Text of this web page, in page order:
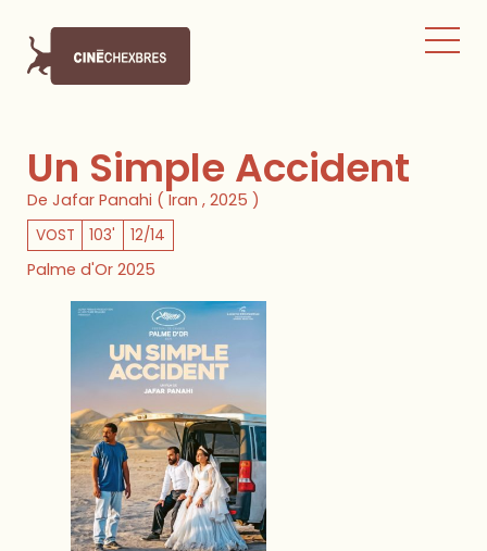
Un Simple Accident
De Jafar Panahi ( Iran , 2025 )
VOST 103' 12/14
Palme d'Or 2025